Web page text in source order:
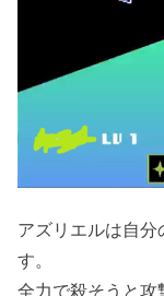
アズリエルは自分
す。
全力で殺そうと攻